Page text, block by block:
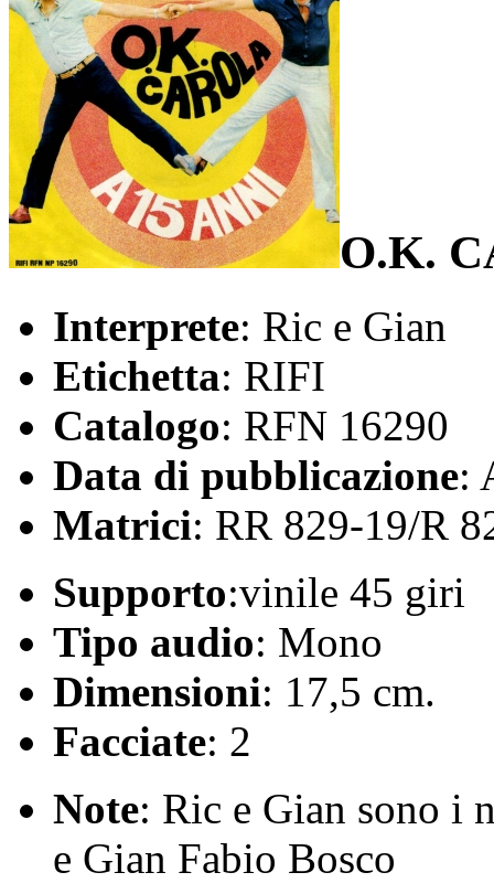
O.K.
Interprete: Ric e Gian
Etichetta: RIFI
Catalogo: RFN 16290
Data di pubblicazione:
Matrici: RR 829-19/R
Supporto:vinile 45 giri
Tipo audio: Mono
Dimensioni: 17,5 cm.
Facciate: 2
Note: Ric e Gian sono i
e Gian Fabio Bosco